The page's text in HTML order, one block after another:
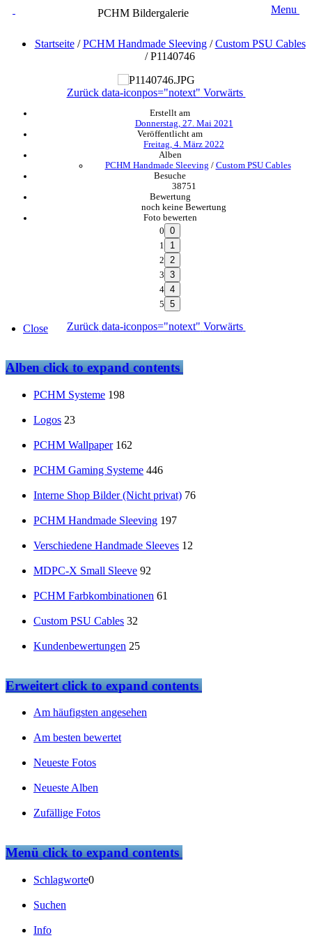
PCHM Bildergalerie Menu
Startseite/PCHM Handmade Sleeving/Custom PSU Cables
/P1140746
Zurück data-iconpos="notext" Vorwärts
Erstellt am
Donnerstag, 27. Mai 2021
Veröffentlicht am
Freitag, 4. März 2022
Alben
PCHM Handmade Sleeving / Custom PSU Cables
Besuche
38751
Bewertung
noch keine Bewertung
Foto bewerten
0
1
2
3
4
5
Zurück data-iconpos="notext" Vorwärts
Close
Albenclick to expand contents
PCHM Systeme 198
Logos 23
PCHM Wallpaper 162
PCHM Gaming Systeme 446
Interne Shop Bilder (Nicht privat) 76
PCHM Handmade Sleeving 197
Verschiedene Handmade Sleeves 12
MDPC-X Small Sleeve 92
PCHM Farbkombinationen 61
Custom PSU Cables 32
Kundenbewertungen 25
Erweitertclick to expand contents
Am häufigsten angesehen
Am besten bewertet
Neueste Fotos
Neueste Alben
Zufällige Fotos
Menüclick to expand contents
Schlagworte0
Suchen
Info